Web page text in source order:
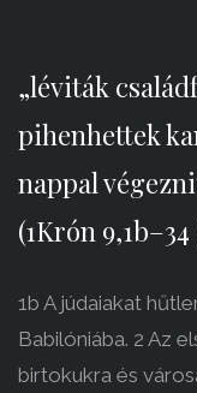
„léviták
pihenhettek
nappal
(1Krón 9,1b–34
1b A júdaiakat
Babilóniába. 2 Az
birtokukra és